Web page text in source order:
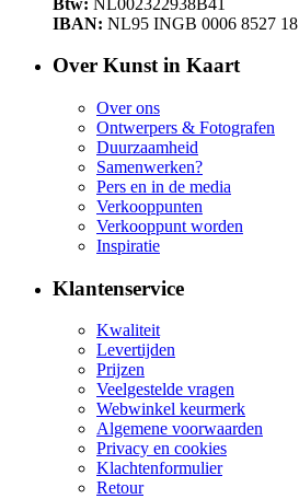
IBAN: NL95 INGB 0006 8527 18
Over Kunst in Kaart
Over ons
Ontwerpers & Fotografen
Duurzaamheid
Samenwerken?
Pers en in de media
Verkooppunten
Verkooppunt worden
Inspiratie
Klantenservice
Kwaliteit
Levertijden
Prijzen
Veelgestelde vragen
Webwinkel keurmerk
Algemene voorwaarden
Privacy en cookies
Klachtenformulier
Retour